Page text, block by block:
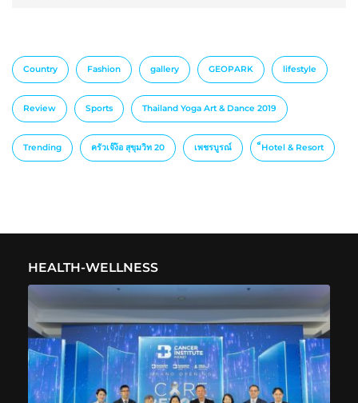
Country Fashion gallery GEOPARK lifestyle
Review Sports Thailand Yoga Art & Dance 2019
Trending ครัวเจ๊ง้อ สุขุมวิท 20 เพชรบูรณ์ ็Hotel & Resort
HEALTH-WELLNESS